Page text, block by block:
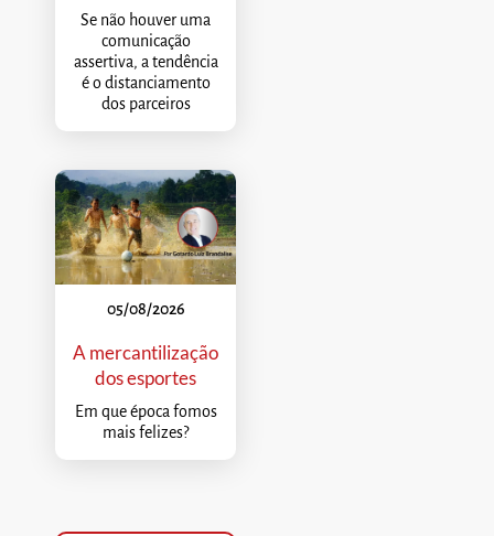
Se não houver uma
comunicação
assertiva, a tendência
é o distanciamento
dos parceiros
05/08/2026
A mercantilização
dos esportes
Em que época fomos
mais felizes?